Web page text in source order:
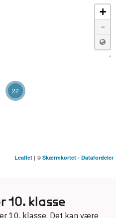
22
+
-
Leaflet | © Skærmkortet - Datafordeler
klasse
10. klasse. Det kan være